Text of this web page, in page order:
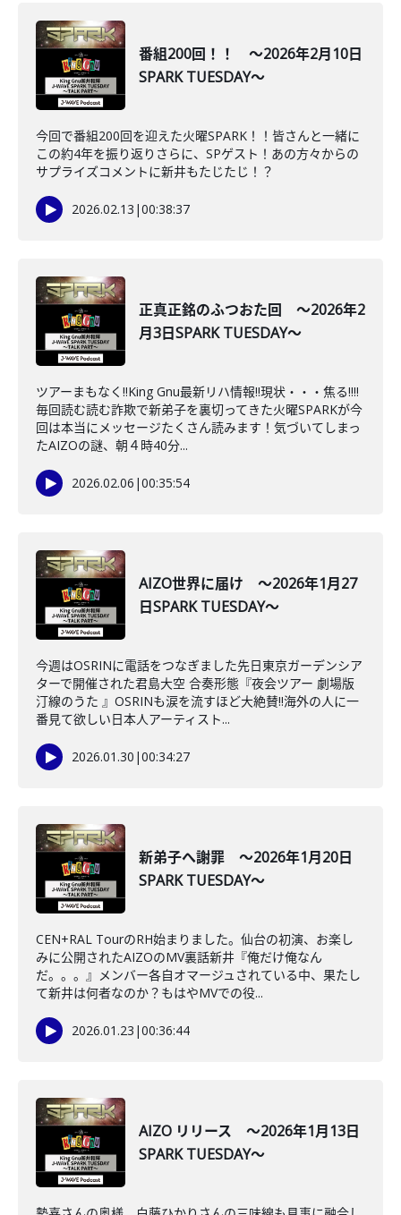
番組200回！！ ～2026年2月10日
SPARK TUESDAY～
今回で番組200回を迎えた火曜SPARK！！皆さんと一緒に
この約4年を振り返りさらに、SPゲスト！あの方々からの
サプライズコメントに新井もたじたじ！？
2026.02.13 |00:38:37
正真正銘のふつおた回 ～2026年2
月3日SPARK TUESDAY～
ツアーまもなく‼King Gnu最新リハ情報‼現状・・・焦る‼‼
毎回読む読む詐欺で新弟子を裏切ってきた火曜SPARKが今
回は本当にメッセージたくさん読みます！気づいてしまっ
たAIZOの謎、朝４時40分...
2026.02.06 |00:35:54
AIZO世界に届け ～2026年1月27
日SPARK TUESDAY～
今週はOSRINに電話をつなぎました先日東京ガーデンシア
ターで開催された君島大空 合奏形態『夜会ツアー 劇場版
汀線のうた 』OSRINも涙を流すほど大絶賛‼海外の人に一
番見て欲しい日本人アーティスト...
2026.01.30 |00:34:27
新弟子へ謝罪 ～2026年1月20日
SPARK TUESDAY～
CEN+RAL TourのRH始まりました。仙台の初演、お楽し
みに公開されたAIZOのMV裏話新井『俺だけ俺なん
だ。。。』メンバー各自オマージュされている中、果たし
て新井は何者なのか？もはやMVでの役...
2026.01.23 |00:36:44
AIZO リリース ～2026年1月13日
SPARK TUESDAY～